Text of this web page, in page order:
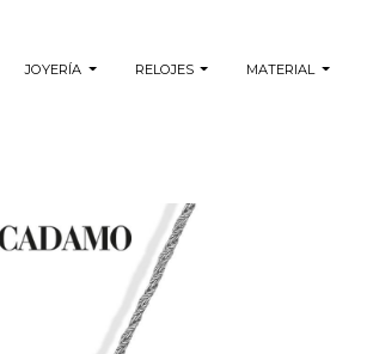
JOYERÍA RELOJES MATERIAL